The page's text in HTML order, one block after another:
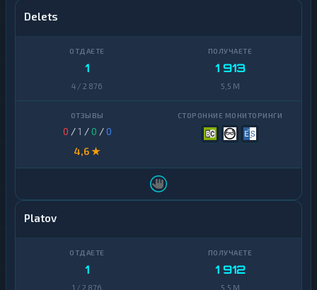
Delets
1
4 / 2 876
1 913
5,5 M
0 /1 /0 /0
4,6 ★
Platov
1
1 / 2 876
1 912
5,5 M